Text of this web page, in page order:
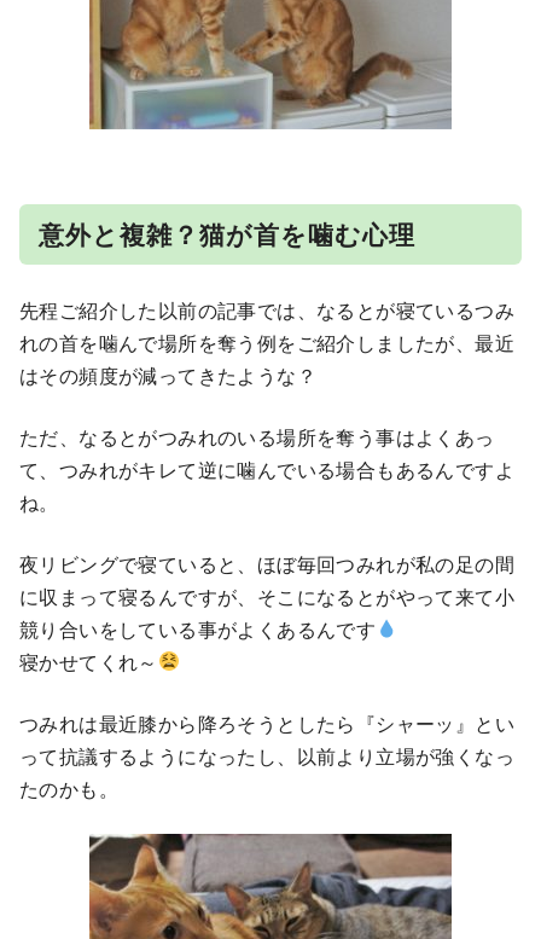
意外と複雑？猫が首を噛む心理
先程ご紹介した以前の記事では、なるとが寝ているつみ
れの首を噛んで場所を奪う例をご紹介しましたが、最近
はその頻度が減ってきたような？
ただ、なるとがつみれのいる場所を奪う事はよくあっ
て、つみれがキレて逆に噛んでいる場合もあるんですよ
ね。
夜リビングで寝ていると、ほぼ毎回つみれが私の足の間
に収まって寝るんですが、そこになるとがやって来て小
競り合いをしている事がよくあるんです
寝かせてくれ～
つみれは最近膝から降ろそうとしたら『シャーッ』とい
って抗議するようになったし、以前より立場が強くなっ
たのかも。